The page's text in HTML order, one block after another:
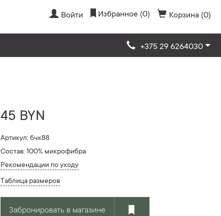
Войти Избранное (0) Корзина (0)
+375 29 6264030
45 BYN
Артикул: бчк88
Состав: 100% микрофибра
Рекомендации по уходу
Таблица размеров
Забронировать в магазине